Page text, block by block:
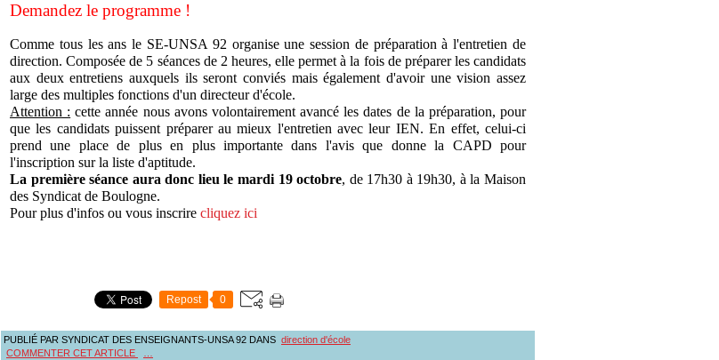
Demandez le programme !
Comme tous les ans le SE-UNSA 92 organise une session de préparation à l'entretien de
direction. Composée de 5 séances de 2 heures, elle permet à la fois de préparer les candidats
aux deux entretiens auxquels ils seront conviés mais également d'avoir une vision assez
large des multiples fonctions d'un directeur d'école.
Attention : cette année nous avons volontairement avancé les dates de la préparation, pour
que les candidats puissent préparer au mieux l'entretien avec leur IEN. En effet, celui-ci
prend une place de plus en plus importante dans l'avis que donne la CAPD pour
l'inscription sur la liste d'aptitude.
La première séance aura donc lieu le mardi 19 octobre, de 17h30 à 19h30, à la Maison
des Syndicat de Boulogne.
Pour plus d'infos ou vous inscrire cliquez ici
Repost 0
PUBLIÉ PAR SYNDICAT DES ENSEIGNANTS-UNSA 92 DANS direction d'école
COMMENTER CET ARTICLE